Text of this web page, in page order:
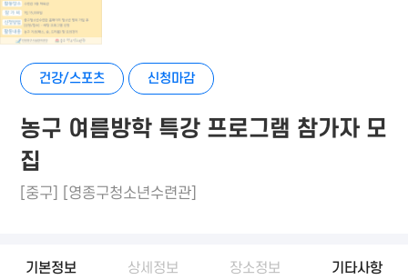
건강/스포츠 신청마감
농구 여름방학 특강 프로그램 참가자 모
집
[중구] [영종구청소년수련관]
기본정보 상세정보 장소정보 기타사항